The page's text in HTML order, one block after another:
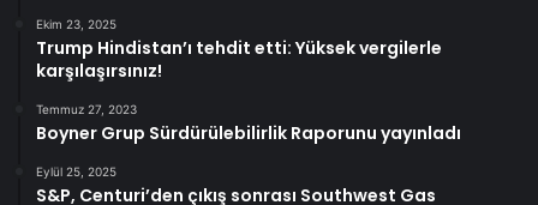
Ekim 23, 2025
Trump Hindistan’ı tehdit etti: Yüksek vergilerle
karşılaşırsınız!
Temmuz 27, 2023
Boyner Grup Sürdürülebilirlik Raporunu yayınladı
Eylül 25, 2025
S&P, Centuri’den çıkış sonrası Southwest Gas